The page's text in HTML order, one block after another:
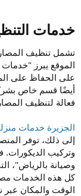
خدمات
تشمل تنظيف
على الحفاظ على
أيضًا قسم خاص
فعالة لتنظيف
الجزيرة خدمات
إلى ذلك، توفر
وتركيب
وصيانة بالرياض"،
كل هذه الخدمات
الوقت والمكان